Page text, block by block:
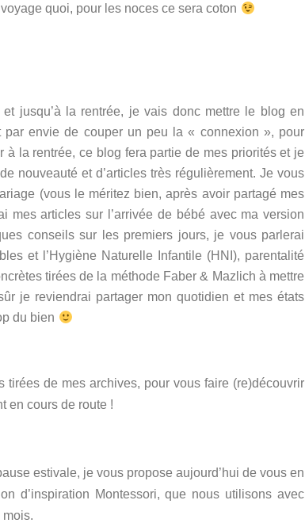
quoi, pour les noces ce sera coton
jusqu’à la rentrée, je vais donc mettre le blog en
par envie de couper un peu la « connexion », pour
à la rentrée, ce blog fera partie de mes priorités et je
nouveauté et d’articles très régulièrement. Je vous
(vous le méritez bien, après avoir partagé mes
mes articles sur l’arrivée de bébé avec ma version
conseils sur les premiers jours, je vous parlerai
et l’Hygiène Naturelle Infantile (HNI), parentalité
tirées de la méthode Faber & Mazlich à mettre
je reviendrai partager mon quotidien et mes états
du bien
tirées de mes archives, pour vous faire (re)découvrir
en cours de route !
estivale, je vous propose aujourd’hui de vous en
d’inspiration Montessori, que nous utilisons avec